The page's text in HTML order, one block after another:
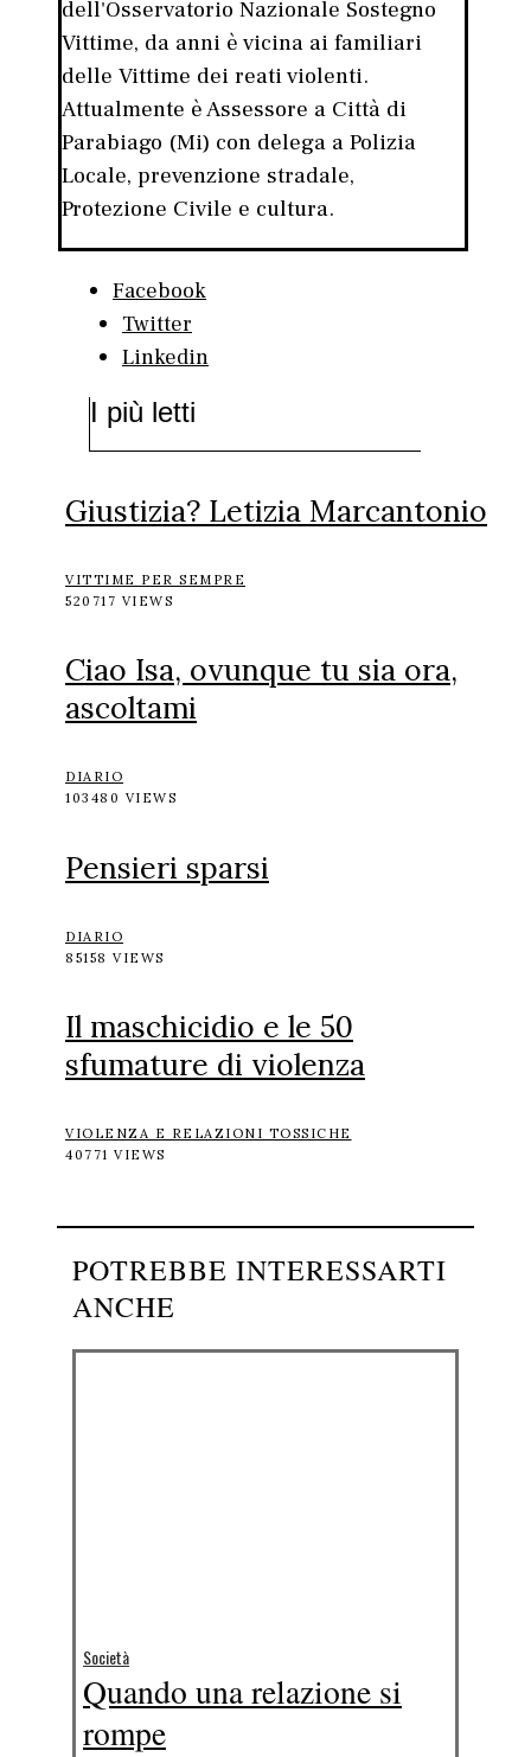
dell'Osservatorio Nazionale Sostegno
Vittime, da anni è vicina ai familiari
delle Vittime dei reati violenti.
Attualmente è Assessore a Città di
Parabiago (Mi) con delega a Polizia
Locale, prevenzione stradale,
Protezione Civile e cultura.
Facebook
Twitter
Linkedin
I più letti
Giustizia? Letizia Marcantonio
VITTIME PER SEMPRE
520717 VIEWS
Ciao Isa, ovunque tu sia ora,
ascoltami
DIARIO
103480 VIEWS
Pensieri sparsi
DIARIO
85158 VIEWS
Il maschicidio e le 50
sfumature di violenza
VIOLENZA E RELAZIONI TOSSICHE
40771 VIEWS
POTREBBE INTERESSARTI
ANCHE
Società
Quando una relazione si
rompe